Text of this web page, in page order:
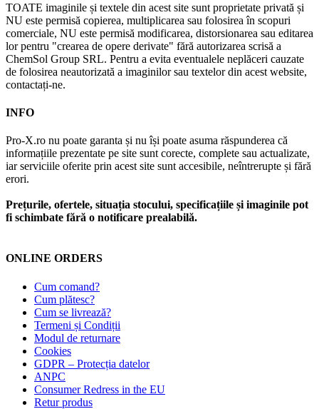
TOATE imaginile și textele din acest site sunt proprietate privată și
NU este permisă copierea, multiplicarea sau folosirea în scopuri
comerciale, NU este permisă modificarea, distorsionarea sau editarea
lor pentru "crearea de opere derivate" fără autorizarea scrisă a
ChemSol Group SRL. Pentru a evita eventualele neplăceri cauzate
de folosirea neautorizată a imaginilor sau textelor din acest website,
contactați-ne.
INFO
Pro-X.ro nu poate garanta și nu își poate asuma răspunderea că
informațiile prezentate pe site sunt corecte, complete sau actualizate,
iar serviciile oferite prin acest site sunt accesibile, neîntrerupte și fără
erori.
Prețurile, ofertele, situația stocului, specificațiile și imaginile pot
fi schimbate fără o notificare prealabilă.
ONLINE ORDERS
Cum comand?
Cum plătesc?
Cum se livrează?
Termeni și Condiții
Modul de returnare
Cookies
GDPR – Protecția datelor
ANPC
Consumer Redress in the EU
Retur produs